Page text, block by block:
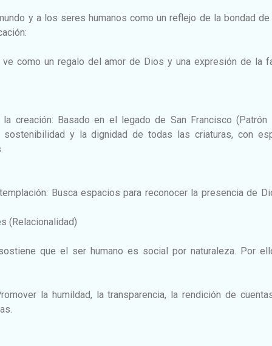
y a los seres humanos como un reflejo de la bondad de
como un regalo del amor de Dios y una expresión de la
creación: Basado en el legado de San Francisco (Patrón
y la dignidad de todas las criaturas, con
Busca espacios para reconocer la presencia de
(Relacionalidad)
que el ser humano es social por naturaleza. Por
la humildad, la transparencia, la rendición de